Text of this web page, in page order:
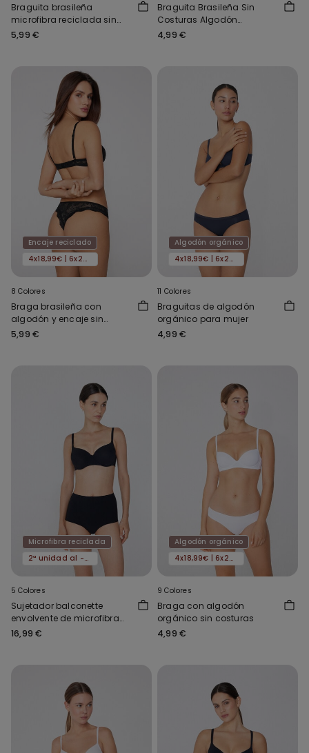
Braguita brasileña
microfibra reciclada sin
costuras
5,99 €
Braguita Brasileña Sin
Costuras Algodón
Orgánico
4,99 €
Encaje reciclado
4x18,99€ | 6x24,99€
8 Colores
Braga brasileña con
algodón y encaje sin
costuras
5,99 €
Algodón orgánico
4x18,99€ | 6x24,99€
11 Colores
Braguitas de algodón
orgánico para mujer
4,99 €
Microfibra reciclada
2ª unidad al -50%
5 Colores
Sujetador balconette
envolvente de microfibra
reciclada Prague
16,99 €
Algodón orgánico
4x18,99€ | 6x24,99€
9 Colores
Braga con algodón
orgánico sin costuras
4,99 €